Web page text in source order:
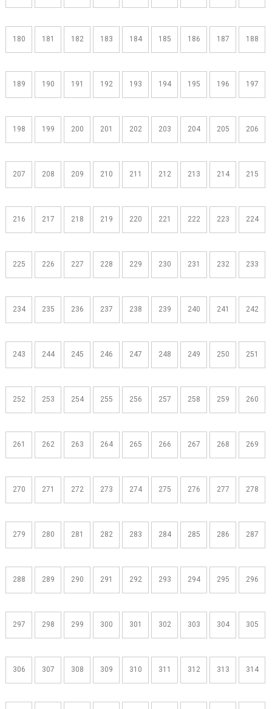
180 181 182 183 184 185 186 187 188
189 190 191 192 193 194 195 196 197
198 199 200 201 202 203 204 205 206
207 208 209 210 211 212 213 214 215
216 217 218 219 220 221 222 223 224
225 226 227 228 229 230 231 232 233
234 235 236 237 238 239 240 241 242
243 244 245 246 247 248 249 250 251
252 253 254 255 256 257 258 259 260
261 262 263 264 265 266 267 268 269
270 271 272 273 274 275 276 277 278
279 280 281 282 283 284 285 286 287
288 289 290 291 292 293 294 295 296
297 298 299 300 301 302 303 304 305
306 307 308 309 310 311 312 313 314